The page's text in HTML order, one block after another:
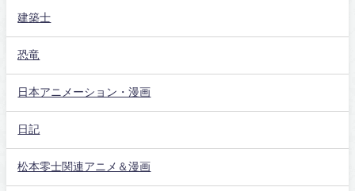
建築士
恐竜
日本アニメーション・漫画
日記
松本零士関連アニメ＆漫画